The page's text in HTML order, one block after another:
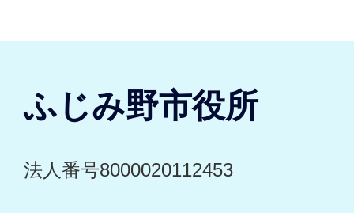
ふじみ野市役所
法人番号8000020112453